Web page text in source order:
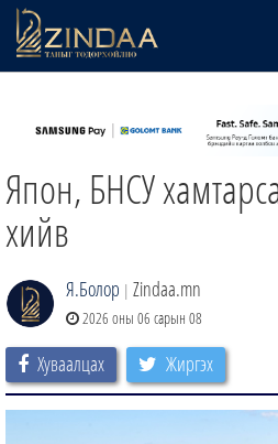
ТВ8
ӨГЛӨӨНИЙ СОНИН
АУДИО ЗОХИОЛ
Япон, БНСУ
хийв
Я.Болор | Zindaa.mn
2026 оны 06 сарын 08
Хуваалцах Жиргэх